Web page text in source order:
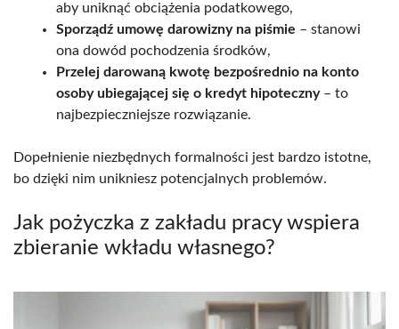
aby uniknąć obciążenia podatkowego,
Sporządź umowę darowizny na piśmie – stanowi
ona dowód pochodzenia środków,
Przelej darowaną kwotę bezpośrednio na konto
osoby ubiegającej się o kredyt hipoteczny– to
najbezpieczniejsze rozwiązanie.
Dopełnienie niezbędnych formalności jest bardzo istotne,
bo dzięki nim unikniesz potencjalnych problemów.
Jak pożyczka z zakładu pracy wspiera
zbieranie wkładu własnego?